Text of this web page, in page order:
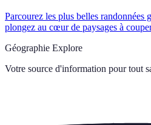
Parcourez les plus belles randonnées
plongez au cœur de paysages à
Géographie Explore
Votre source d'information pour tout